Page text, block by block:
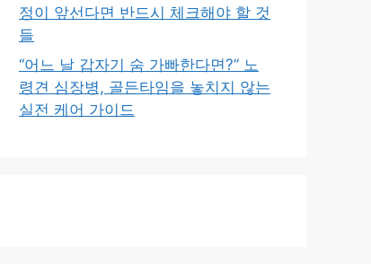
정이 앞선다면 반드시 체크해야 할 것
들
“어느 날 갑자기 숨 가빠한다면?” 노
령견 심장병, 골든타임을 놓치지 않는
실전 케어 가이드